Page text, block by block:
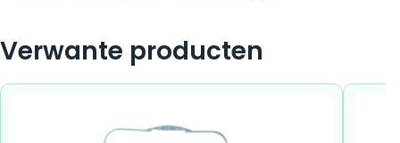
Verwante producten